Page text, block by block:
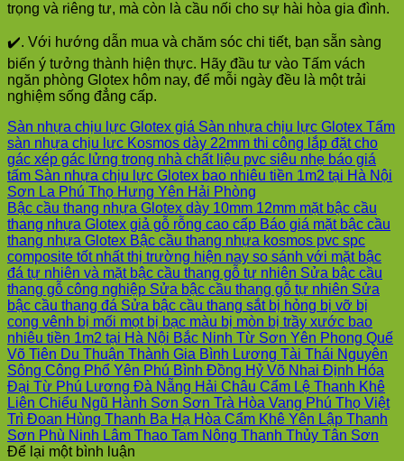
trọng và riêng tư, mà còn là cầu nối cho sự hài hòa gia đình.
✔️. Với hướng dẫn mua và chăm sóc chi tiết, bạn sẵn sàng
biến ý tưởng thành hiện thực. Hãy đầu tư vào Tấm vách
ngăn phòng Glotex hôm nay, để mỗi ngày đều là một trải
nghiệm sống đẳng cấp.
Sàn nhựa chịu lực Glotex giá Sàn nhựa chịu lực Glotex Tấm
sàn nhựa chịu lực Kosmos dày 22mm thi công lắp đặt cho
gác xép gác lửng trong nhà chất liệu pvc siêu nhẹ báo giá
tấm Sàn nhựa chịu lực Glotex bao nhiêu tiền 1m2 tại Hà Nội
Sơn La Phú Thọ Hưng Yên Hải Phòng
Bậc cầu thang nhựa Glotex dày 10mm 12mm mặt bậc cầu
thang nhựa Glotex giả gỗ rỗng cao cấp Báo giá mặt bậc cầu
thang nhựa Glotex Bậc cầu thang nhựa kosmos pvc spc
composite tốt nhất thị trường hiện nay so sánh với mặt bậc
đá tự nhiên và mặt bậc cầu thang gỗ tự nhiên Sửa bậc cầu
thang gỗ công nghiệp Sửa bậc cầu thang gỗ tự nhiên Sửa
bậc cầu thang đá Sửa bậc cầu thang sắt bị hỏng bị vỡ bị
cong vênh bị mối mọt bị bạc màu bị mòn bị trầy xước bao
nhiêu tiền 1m2 tại Hà Nội Bắc Ninh Từ Sơn Yên Phong Quế
Võ Tiên Du Thuận Thành Gia Bình Lương Tài Thái Nguyên
Sông Công Phổ Yên Phú Bình Đồng Hỷ Võ Nhai Định Hóa
Đại Từ Phú Lương Đà Nẵng Hải Châu Cẩm Lệ Thanh Khê
Liên Chiểu Ngũ Hành Sơn Sơn Trà Hòa Vang Phú Thọ Việt
Trì Đoan Hùng Thanh Ba Hạ Hòa Cẩm Khê Yên Lập Thanh
Sơn Phù Ninh Lâm Thao Tam Nông Thanh Thủy Tân Sơn
Để lại một bình luận